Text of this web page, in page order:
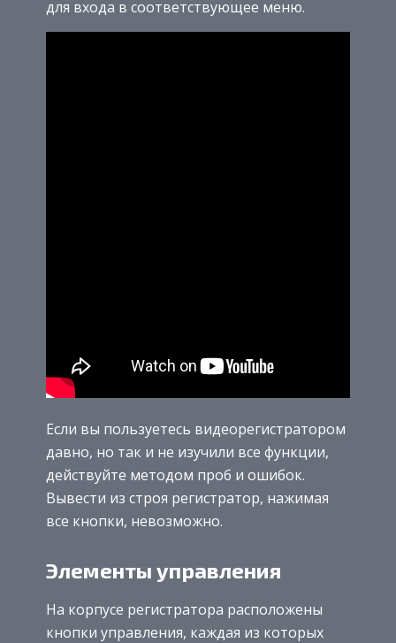
для входа в соответствующее меню.
Если вы пользуетесь видеорегистратором
давно, но так и не изучили все функции,
действуйте методом проб и ошибок.
Вывести из строя регистратор, нажимая
все кнопки, невозможно.
Элементы управления
На корпусе регистратора расположены
кнопки управления, каждая из которых